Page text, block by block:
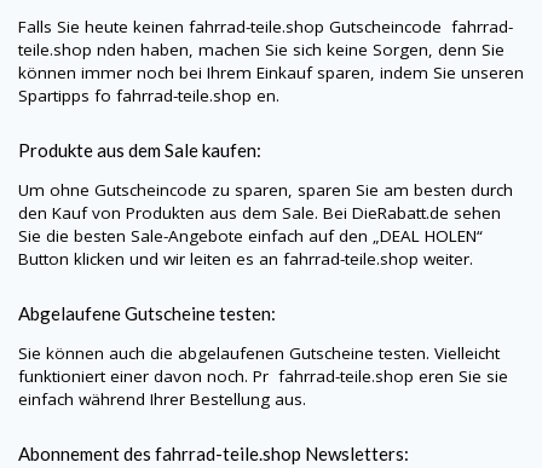
Falls Sie heute keinen fahrrad-teile.shop Gutscheincode fahrrad-
teile.shop nden haben, machen Sie sich keine Sorgen, denn Sie
können immer noch bei Ihrem Einkauf sparen, indem Sie unseren
Spartipps fo fahrrad-teile.shop en.
Produkte aus dem Sale kaufen:
Um ohne Gutscheincode zu sparen, sparen Sie am besten durch
den Kauf von Produkten aus dem Sale. Bei DieRabatt.de sehen
Sie die besten Sale-Angebote einfach auf den „DEAL HOLEN“
Button klicken und wir leiten es an fahrrad-teile.shop weiter.
Abgelaufene Gutscheine testen:
Sie können auch die abgelaufenen Gutscheine testen. Vielleicht
funktioniert einer davon noch. Pr fahrrad-teile.shop eren Sie sie
einfach während Ihrer Bestellung aus.
Abonnement des fahrrad-teile.shop Newsletters: